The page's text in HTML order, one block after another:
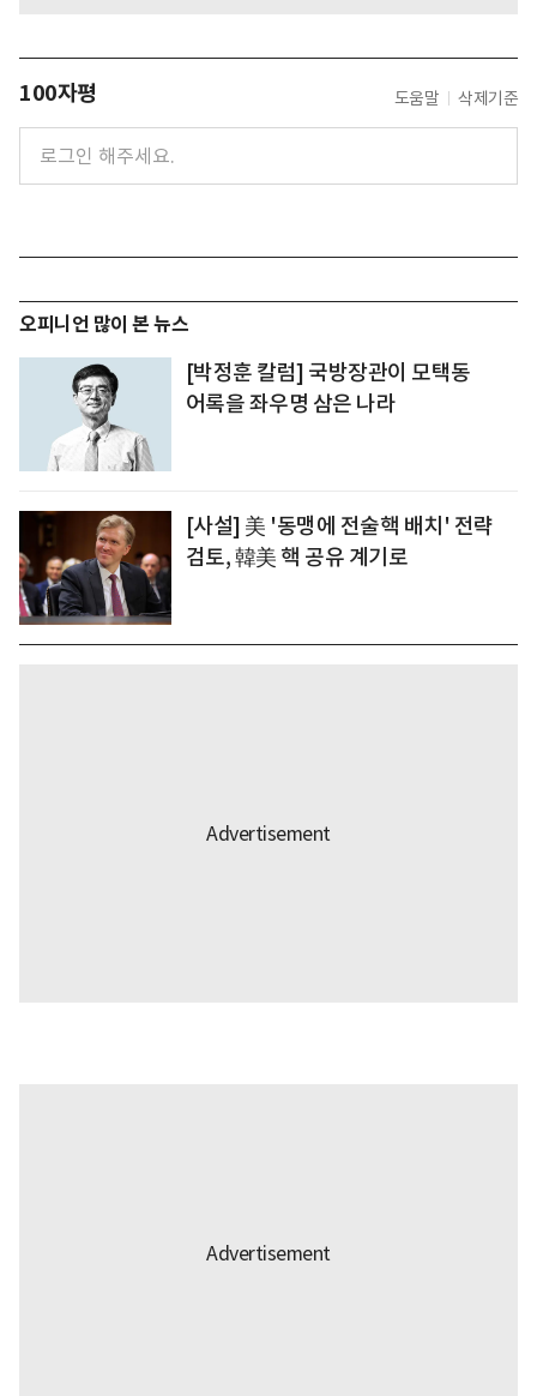
100자평 도움말 삭제기준
오피니언 많이 본 뉴스
[박정훈 칼럼] 국방장관이 모택동
어록을 좌우명 삼은 나라
[사설] 美 '동맹에 전술핵 배치' 전략
검토, 韓美 핵 공유 계기로